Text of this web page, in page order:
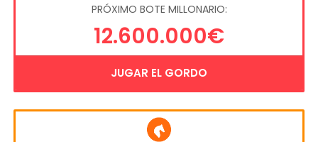
PRÓXIMO BOTE MILLONARIO:
12.600.000€
JUGAR EL GORDO